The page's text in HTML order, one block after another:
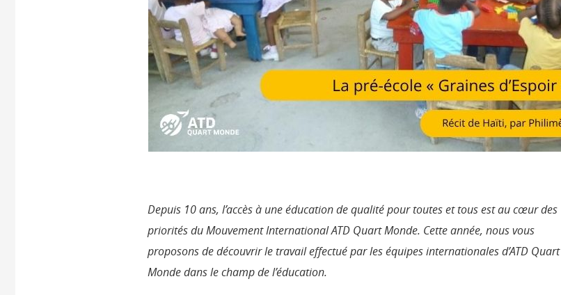
Depuis 10 ans, l’accès à une éducation de qualité pour toutes et tous est au cœur des
priorités du Mouvement International ATD Quart Monde. Cette année, nous vous
proposons de découvrir le travail effectué parles équipes internationales d’ATD Quart
Monde dans le champ de l’éducation.